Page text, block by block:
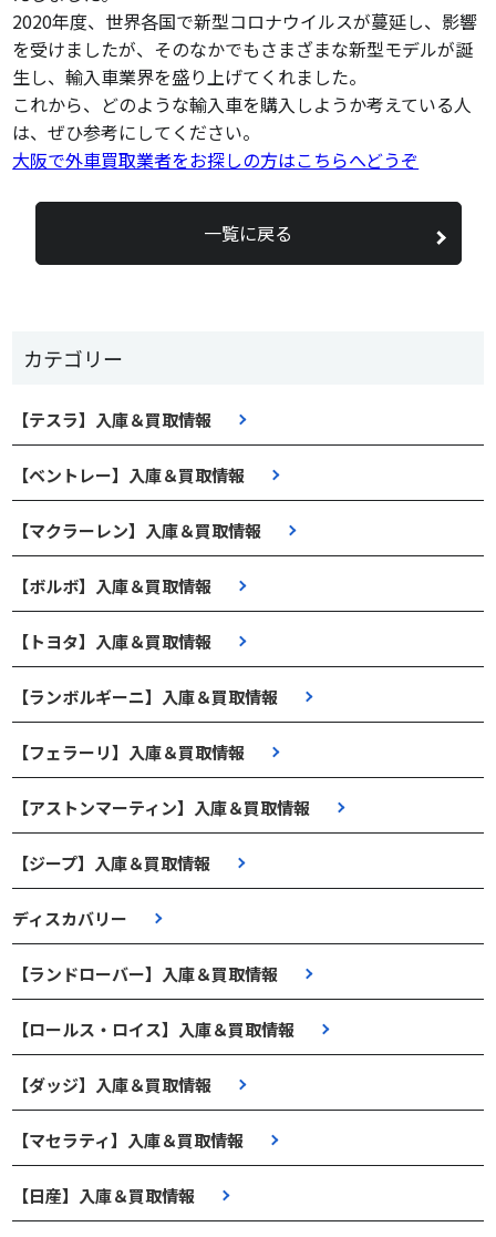
カテゴリー
【テスラ】入庫＆買取情報
【ベントレー】入庫＆買取情報
【マクラーレン】入庫＆買取情報
【ボルボ】入庫＆買取情報
【トヨタ】入庫＆買取情報
【ランボルギーニ】入庫＆買取情報
【フェラーリ】入庫＆買取情報
【アストンマーティン】入庫＆買取情報
【ジープ】入庫＆買取情報
ディスカバリー
【ランドローバー】入庫＆買取情報
【ロールス・ロイス】入庫＆買取情報
【ダッジ】入庫＆買取情報
【マセラティ】入庫＆買取情報
【日産】入庫＆買取情報
2020年度、世界各国で新型コロナウイルスが蔓延し、影響
を受けましたが、そのなかでもさまざまな新型モデルが誕
生し、輸入車業界を盛り上げてくれました。
これから、どのような輸入車を購入しようか考えている人
は、ぜひ参考にしてください。
大阪で外車買取業者をお探しの方はこちらへどうぞ
一覧に戻る